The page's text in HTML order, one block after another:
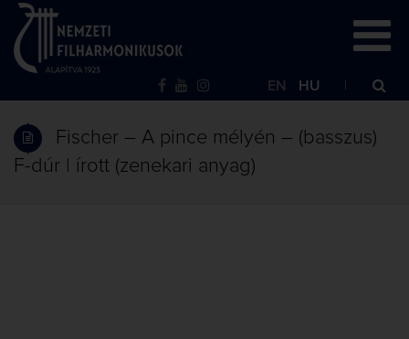
EN HU
Fischer – A pince mélyén – (basszus)
F-dúr | írott (zenekari anyag)